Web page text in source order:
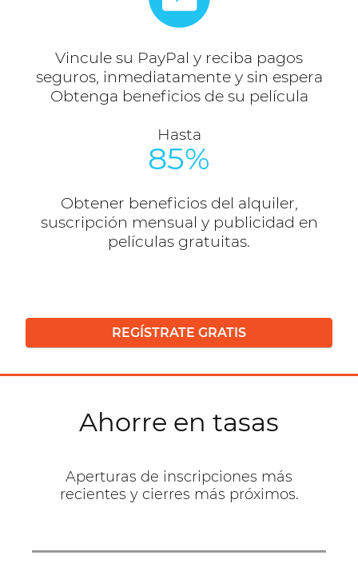
Vincule su PayPal y reciba pagos
seguros, inmediatamente y sin espera
Obtenga beneficios de su película
Hasta
85%
Obtener beneficios del alquiler,
suscripción mensual y publicidad en
películas gratuitas.
REGÍSTRATE GRATIS
Ahorre en tasas
Aperturas de inscripciones más
recientes y cierres más próximos.